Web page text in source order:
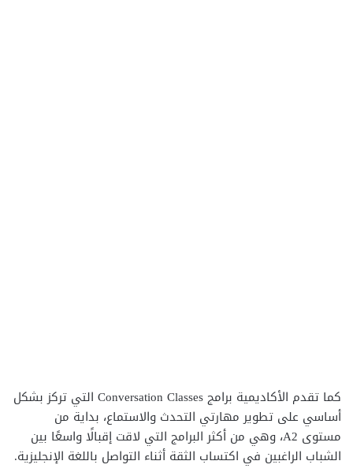
كما تقدم الأكاديمية برامج Conversation Classes التي تركز بشكل
أساسي على تطوير مهارتي التحدث والاستماع، بداية من
مستوى A2، وهي من أكثر البرامج التي لاقت إقبالًا واسعًا بين
الشباب الراغبين في اكتساب الثقة أثناء التواصل باللغة الإنجليزية.